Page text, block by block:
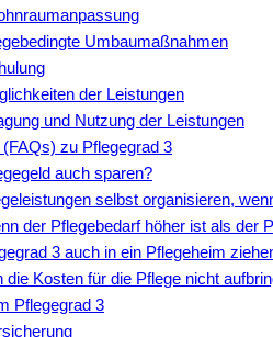
Umbaumaßnahmen
der Leistungen
und Nutzung der Leistungen
zu Pflegegrad 3
auch sparen?
selbst organisieren,
der Pflegebedarf höher ist als der
3 auch in ein Pflegeheim
die Kosten für die Pflege nicht
Pflegegrad 3